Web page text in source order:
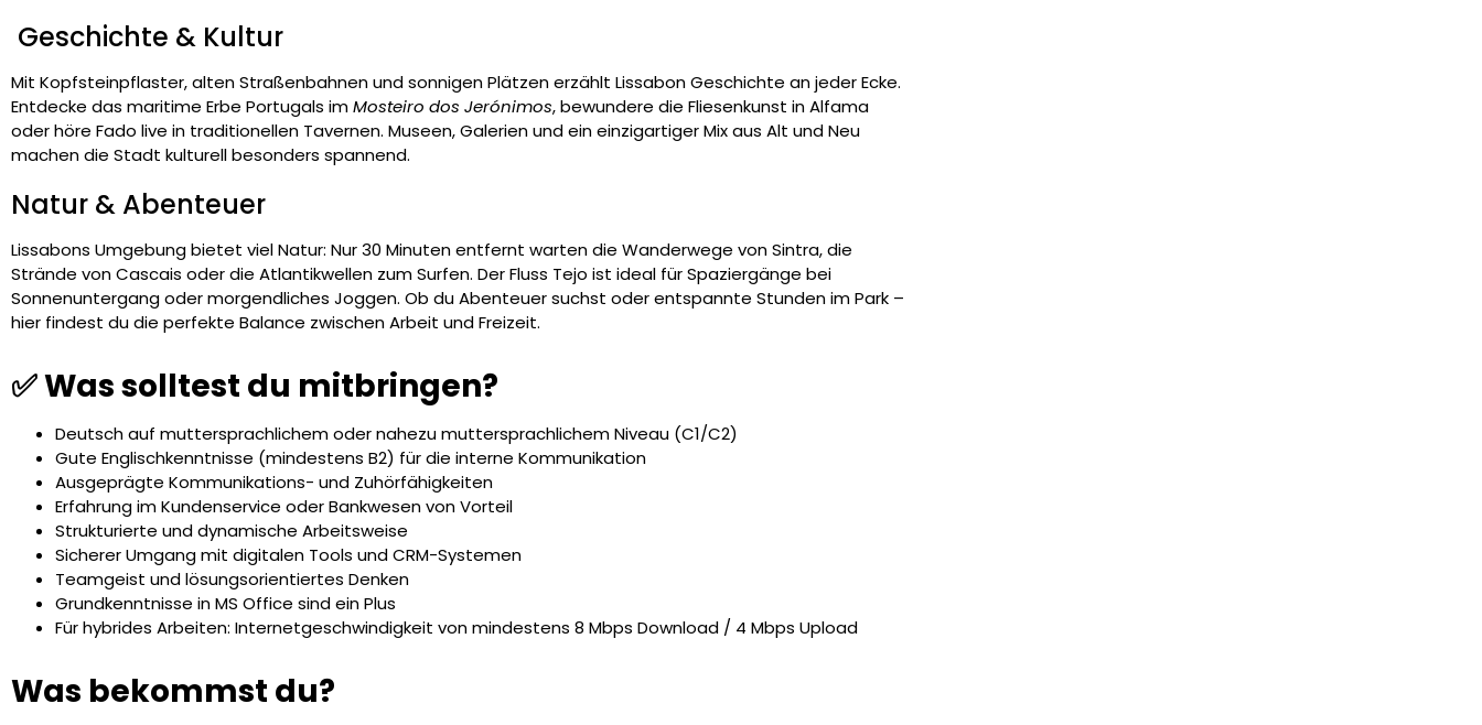
️ Geschichte & Kultur
Mit Kopfsteinpflaster, alten Straßenbahnen und sonnigen Plätzen erzählt Lissabon Geschichte an jeder Ecke.
Entdecke das maritime Erbe Portugals imMosteiro dos Jerónimos, bewundere die Fliesenkunst in Alfama
oder höre Fado live in traditionellen Tavernen. Museen, Galerien und ein einzigartiger Mix aus Alt und Neu
machen die Stadt kulturell besonders spannend.
Natur & Abenteuer
Lissabons Umgebung bietet viel Natur: Nur 30 Minuten entfernt warten die Wanderwege von Sintra, die
Strände von Cascais oder die Atlantikwellen zum Surfen. Der Fluss Tejo ist ideal für Spaziergänge bei
Sonnenuntergang oder morgendliches Joggen. Ob du Abenteuer suchst oder entspannte Stunden im Park –
hier findest du die perfekte Balance zwischen Arbeit und Freizeit.
✅ Was solltest du mitbringen?
Deutsch auf muttersprachlichem oder nahezu muttersprachlichem Niveau (C1/C2)
Gute Englischkenntnisse (mindestens B2) für die interne Kommunikation
Ausgeprägte Kommunikations- und Zuhörfähigkeiten
Erfahrung im Kundenservice oder Bankwesen von Vorteil
Strukturierte und dynamische Arbeitsweise
Sicherer Umgang mit digitalen Tools und CRM-Systemen
Teamgeist und lösungsorientiertes Denken
Grundkenntnisse in MS Office sind ein Plus
Für hybrides Arbeiten: Internetgeschwindigkeit von mindestens 8 Mbps Download / 4 Mbps Upload
Was bekommst du?